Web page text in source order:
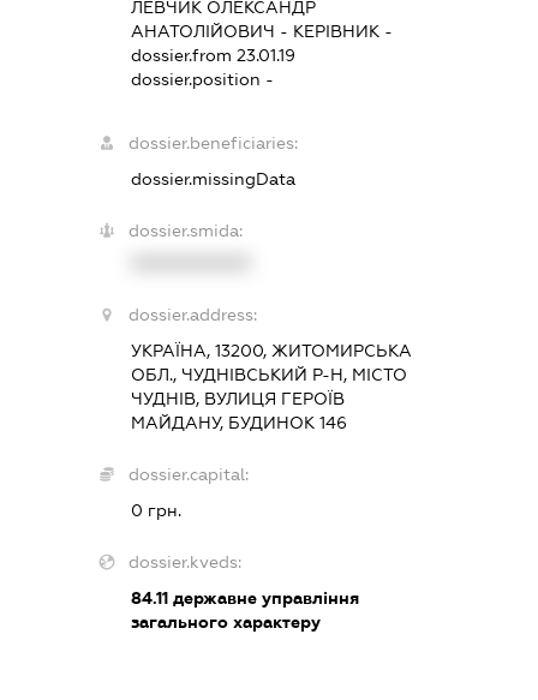
ЛЕВЧИК ОЛЕКСАНДР
АНАТОЛІЙОВИЧ - КЕРІВНИК -
dossier.from 23.01.19
dossier.position -
dossier.beneficiaries:
dossier.missingData
dossier.smida:
dossier.address:
УКРАЇНА, 13200, ЖИТОМИРСЬКА
ОБЛ., ЧУДНІВСЬКИЙ Р-Н, МІСТО
ЧУДНІВ, ВУЛИЦЯ ГЕРОЇВ
МАЙДАНУ, БУДИНОК 146
dossier.capital:
0 грн.
dossier.kveds:
84.11державне управління
загального характеру